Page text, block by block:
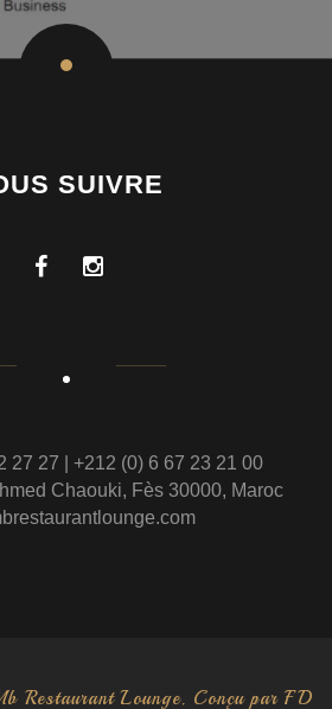
SUIVRE
27 27 | +212 (0) 6 67 23 21 00
Chaouki, Fès 30000, Maroc
Restaurant Lounge. Conçu par FD